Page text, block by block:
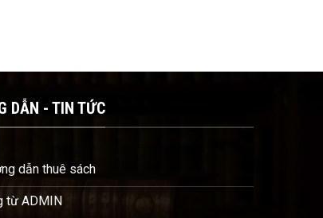
DẪN - TIN TỨC
dẫn thuê sách
từ ADMIN